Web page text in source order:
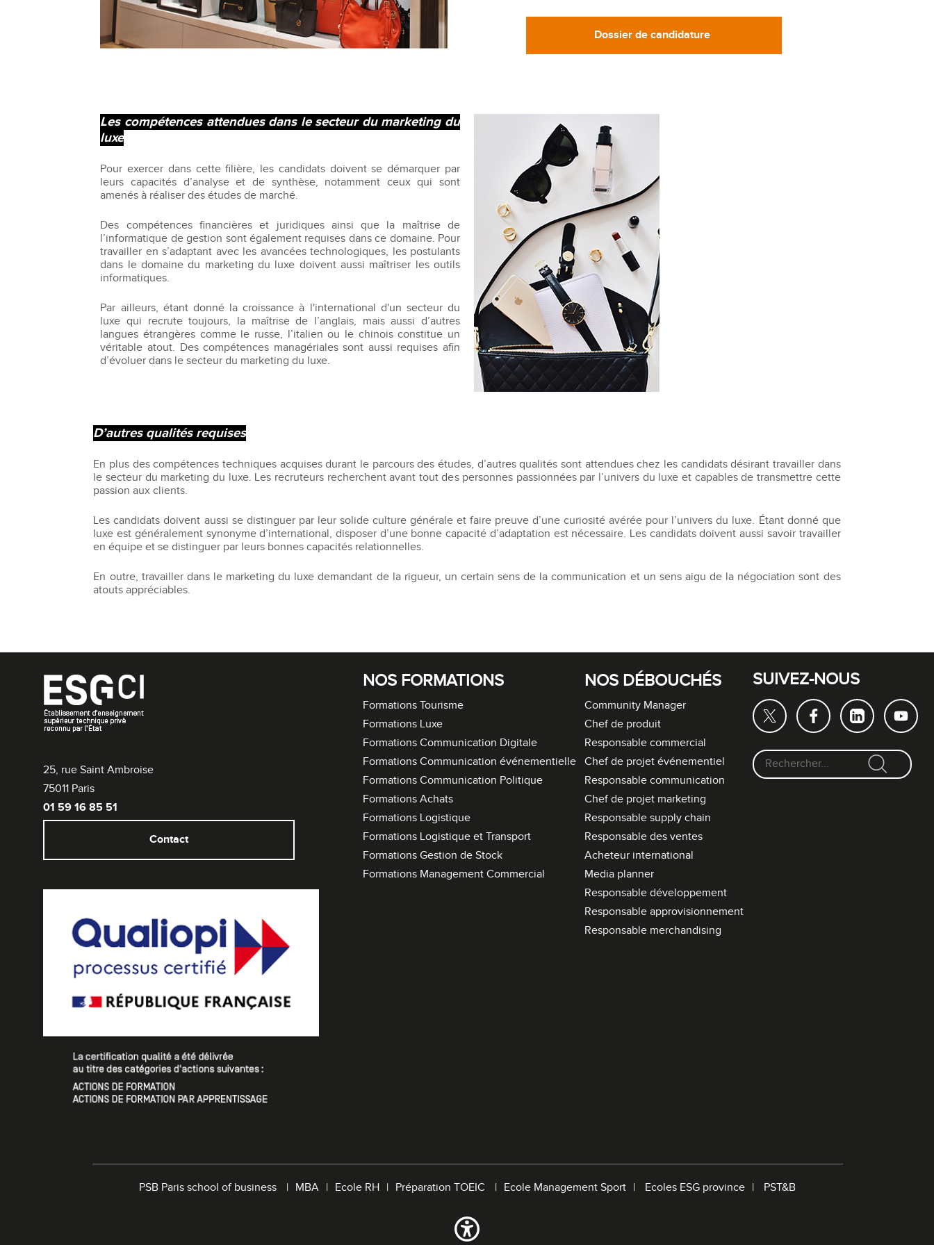
Dossier de candidature
Les compétences attendues dans le secteur du marketing du
luxe
Pour exercer dans cette filière, les candidats doivent se démarquer par
leurs capacités d’analyse et de synthèse, notamment ceux qui sont
amenés à réaliser des études de marché.
Des compétences financières et juridiques ainsi que la maîtrise de
l’informatique de gestion sont également requises dans ce domaine. Pour
travailler en s’adaptant avec les avancées technologiques, les postulants
dans le domaine du marketing du luxe doivent aussi maîtriser les outils
informatiques.
Par ailleurs, étant donné la croissance à l'international d'un secteur du
luxe qui recrute toujours, la maîtrise de l’anglais, mais aussi d’autres
langues étrangères comme le russe, l’italien ou le chinois constitue un
véritable atout. Des compétences managériales sont aussi requises afin
d’évoluer dans le secteur du marketing du luxe.
D’autres qualités requises
En plus des compétences techniques acquises durant le parcours des études, d’autres qualités sont attendues chez les candidats désirant travailler dans
le secteur du marketing du luxe. Les recruteurs recherchent avant tout des personnes passionnées par l’univers du luxe et capables de transmettre cette
passion aux clients.
Les candidats doivent aussi se distinguer par leur solide culture générale et faire preuve d’une curiosité avérée pour l’univers du luxe. Étant donné que
luxe est généralement synonyme d’international, disposer d’une bonne capacité d’adaptation est nécessaire. Les candidats doivent aussi savoir travailler
en équipe et se distinguer par leurs bonnes capacités relationnelles.
En outre, travailler dans le marketing du luxe demandant de la rigueur, un certain sens de la communication et un sens aigu de la négociation sont des
atouts appréciables.
25, rue Saint Ambroise
75011 Paris
01 59 16 85 51
Contact
NOS FORMATIONS
Formations Tourisme
Formations Luxe
Formations Communication Digitale
Formations Communication événementielle
Formations Communication Politique
Formations Achats
Formations Logistique
Formations Logistique et Transport
Formations Gestion de Stock
Formations Management Commercial
NOS DÉBOUCHÉS
Community Manager
Chef de produit
Responsable commercial
Chef de projet événementiel
Responsable communication
Chef de projet marketing
Responsable supply chain
Responsable des ventes
Acheteur international
Media planner
Responsable développement
Responsable approvisionnement
Responsable merchandising
SUIVEZ-NOUS
F
PSB Paris school of business MBA Ecole RH Préparation TOEIC Ecole Management Sport Ecoles ESG province PST&B